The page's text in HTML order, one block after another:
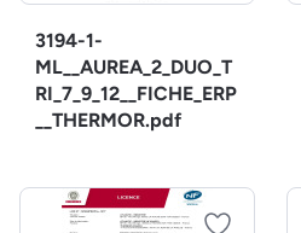
3194-1-
ML__AUREA_2_DUO_T
RI_7_9_12__FICHE_ERP
__THERMOR.pdf